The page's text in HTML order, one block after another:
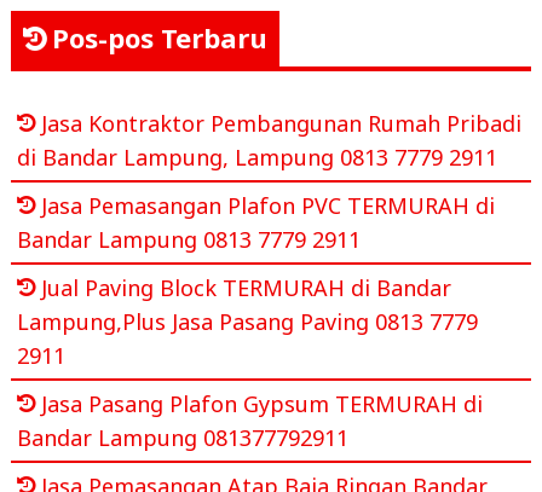
Pos-pos Terbaru
Jasa Kontraktor Pembangunan Rumah Pribadi
di Bandar Lampung, Lampung 0813 7779 2911
Jasa Pemasangan Plafon PVC TERMURAH di
Bandar Lampung 0813 7779 2911
Jual Paving Block TERMURAH di Bandar
Lampung,Plus Jasa Pasang Paving 0813 7779
2911
Jasa Pasang Plafon Gypsum TERMURAH di
Bandar Lampung 081377792911
Jasa Pemasangan Atap Baja Ringan Bandar